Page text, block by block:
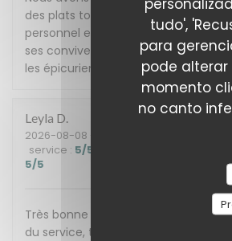
tudo',
para
pode
momento
no canto
des plats tous plus délicieux les uns
personnel est très professionnel et
ses convives, c'est une adresse que
les épicuriens. Nous y retournerons
Leyla D
2026-08-08
service : 5/5
5/5
Très bonne découverte. Nous
du service, très chaleureux. Tout a